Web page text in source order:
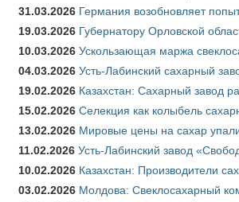
31.03.2026 Германия возобновляет
19.03.2026 Губернатору Орловской
10.03.2026 Ускользающая маржа
04.03.2026 Усть-Лабинский сахарный
19.02.2026 Казахстан: Сахарный завод
15.02.2026 Селекция как колыбель
13.02.2026 Мировые цены на сахар
11.02.2026 Усть-Лабинский завод
10.02.2026 Казахстан: Производители
03.02.2026 Молдова: Свеклосахарный